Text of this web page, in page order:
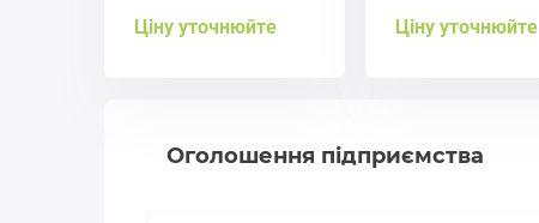
Ціну уточнюйте
Ціну уточнюйте
Оголошення підприємства